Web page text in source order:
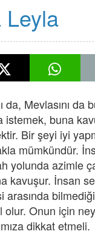
Leyla
da, Mevlasını da
istemek, buna
Bir şeyi iyi
mümkündür.
yolunda azimle
kavuşur. İnsan
arasında
Onun için
dikkat etmeli.